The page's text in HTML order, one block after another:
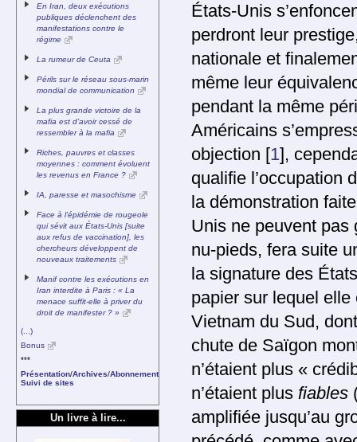
États-Unis
perdront leur
nationale et
même leur
pendant la même
Américains
objection [1] ,
qualifie l’occupation
la démonstration
Unis ne peuvent pas
nu-pieds, fera suite
la signature des
papier sur lequel
Vietnam du Sud,
chute de Saïgon
n’étaient plus «
n’étaient plus fiables
amplifiée jusqu’au
En Iran, deux exécutions
publiques déclenchent des
manifestations contre le
régime
La rumeur de Ceuta
Périls sur le réseau sous-marin
mondial de communication
La plus grande victoire de la
mafia est d’avoir cessé de
ressembler à la mafia
Riches, pauvres et classes
moyennes : comment évoluent
les revenus en France ?
IA, paresse et masochisme
Face à l’épidémie de rougeole
qui sévit aux États-Unis [suite
aux refus de vaccination], les
chercheurs développent de
nouveaux traitements
Manif contre les exécutions en
Iran interdite à Paris : « La
menace suffit-elle à priver du
droit de manifester ? »
(...)
Bonus
***
Présentation/Archives/Abonnement
Suivi de sites
Un livre à lire...